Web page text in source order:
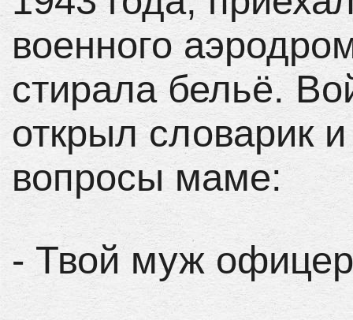
военного
стирала бельё.
открыл словарик
вопросы маме:
- Твой муж